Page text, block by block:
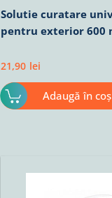
Solutie curatare
pentru exterior 600
21,90 lei
Adaugă în coș